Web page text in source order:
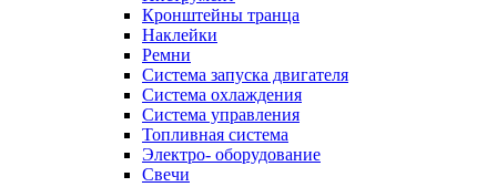
Кронштейны транца
Наклейки
Ремни
Система запуска двигателя
Система охлаждения
Система управления
Топливная система
Электро- оборудование
Свечи